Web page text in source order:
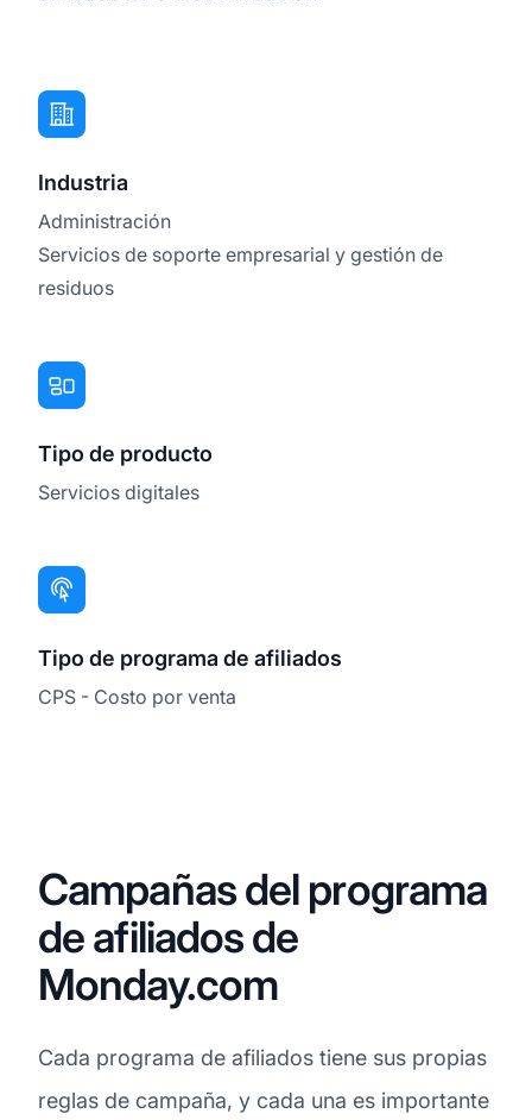
Industria
Administración
Servicios de soporte empresarial y gestión de
residuos
Tipo de producto
Servicios digitales
Tipo de programa de afiliados
CPS - Costo por venta
Campañas del programa
de afiliados de
Monday.com
Cada programa de afiliados tiene sus propias
reglas de campaña, y cada una es importante